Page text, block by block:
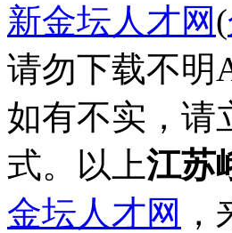
新金坛人才网(
请勿下载不明
如有不实，请
式。以上江苏
金坛人才网